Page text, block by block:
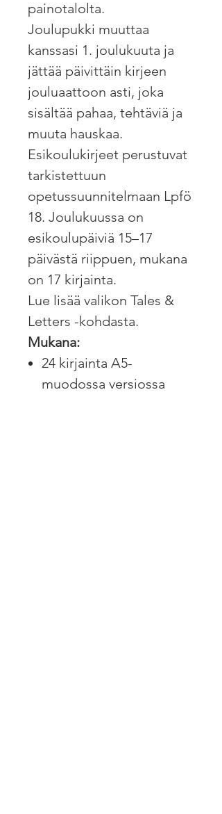
painotalolta.
Joulupukki muuttaa
kanssasi 1. joulukuuta ja
jättää päivittäin kirjeen
jouluaattoon asti, joka
sisältää pahaa, tehtäviä ja
muuta hauskaa.
Esikoulukirjeet perustuvat
tarkistettuun
opetussuunnitelmaan Lpfö
18. Joulukuussa on
esikoulupäiviä 15–17
päivästä riippuen, mukana
on 17 kirjainta.
Lue lisää valikon Tales &
Letters -kohdasta.
Mukana:
24 kirjainta A5-
muodossa versiossa